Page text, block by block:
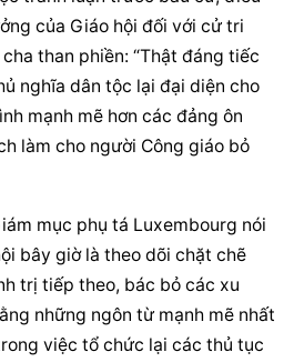
của Giáo hội đối với cử tri
cha than phiền: “Thật đáng tiếc
nghĩa dân tộc lại đại diện cho
mạnh mẽ hơn các đảng ôn
làm cho người Công giáo bỏ
mục phụ tá Luxembourg nói
bây giờ là theo dõi chặt chẽ
trị tiếp theo, bác bỏ các xu
những ngôn từ mạnh mẽ nhất
việc tổ chức lại các thủ tục